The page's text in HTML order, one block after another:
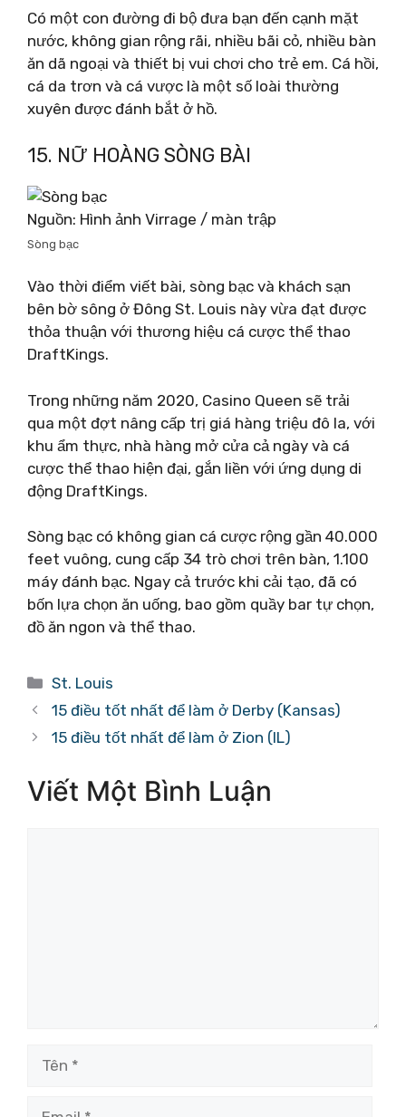
Có một con đường đi bộ đưa bạn đến cạnh mặt
nước, không gian rộng rãi, nhiều bãi cỏ, nhiều bàn
ăn dã ngoại và thiết bị vui chơi cho trẻ em. Cá hồi,
cá da trơn và cá vược là một số loài thường
xuyên được đánh bắt ở hồ.
15. NỮ HOÀNG SÒNG BÀI
Nguồn: Hình ảnh Virrage / màn trập
Sòng bạc
Vào thời điểm viết bài, sòng bạc và khách sạn
bên bờ sông ở Đông St. Louis này vừa đạt được
thỏa thuận với thương hiệu cá cược thể thao
DraftKings.
Trong những năm 2020, Casino Queen sẽ trải
qua một đợt nâng cấp trị giá hàng triệu đô la, với
khu ẩm thực, nhà hàng mở cửa cả ngày và cá
cược thể thao hiện đại, gắn liền với ứng dụng di
động DraftKings.
Sòng bạc có không gian cá cược rộng gần 40.000
feet vuông, cung cấp 34 trò chơi trên bàn, 1.100
máy đánh bạc. Ngay cả trước khi cải tạo, đã có
bốn lựa chọn ăn uống, bao gồm quầy bar tự chọn,
đồ ăn ngon và thể thao.
Danh
mục
St. Louis
15 điều tốt nhất để làm ở Derby (Kansas)
15 điều tốt nhất để làm ở Zion (IL)
Viết Một Bình Luận